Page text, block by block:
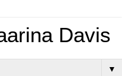
Davis
▼